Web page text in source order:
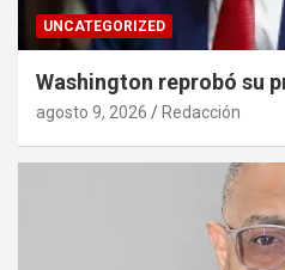
UNCATEGORIZED
Washington reprobó su
agosto 9, 2026 Redacción